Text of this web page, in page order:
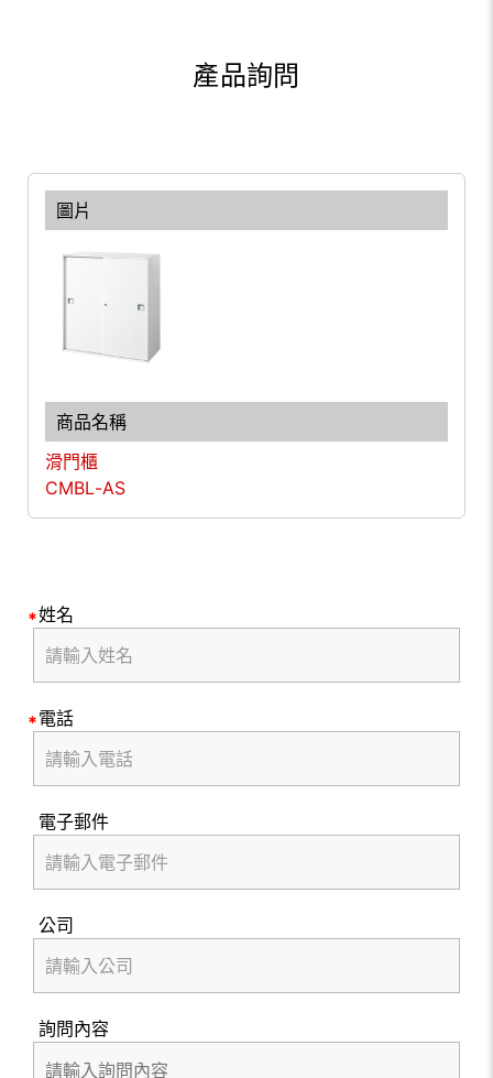
產品詢問
滑門櫃
CMBL-AS
姓名
電話
電子郵件
公司
詢問內容